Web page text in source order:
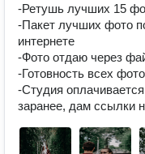
-Ретушь лучших 15
-Пакет лучших фото
интернете
-Фото отдаю через
-Готовность всех
-Студия
заранее, дам ссылки